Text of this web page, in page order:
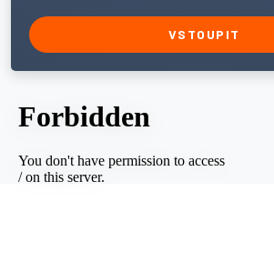
VSTOUPIT